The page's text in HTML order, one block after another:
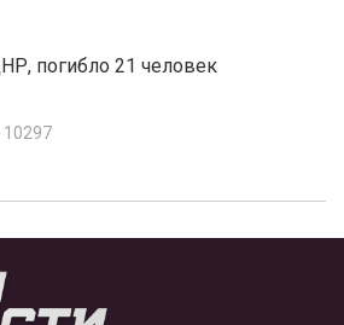
погибло 21 человек
10297